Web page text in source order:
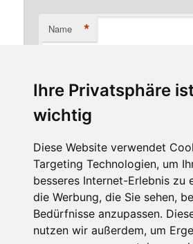
Ihre Privatsphäre
wichtig
Diese Website verwendet
Targeting Technologien, um
besseres Internet-Erlebnis zu
die Werbung, die Sie sehen,
Bedürfnisse anzupassen.
nutzen wir außerdem, um
Name *
E-Mail-Adresse *
Website